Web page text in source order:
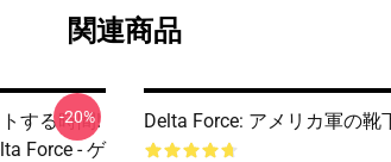
関連商品
する時間!
Force - ゲ
-20% Delta Force: アメリカ軍の靴